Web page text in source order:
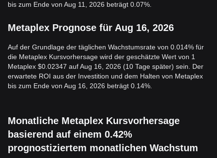
bis zum Ende von Aug 11, 2026 beträgt 0.07%.
Metaplex Prognose für Aug 16, 2026
Auf der Grundlage der täglichen Wachstumsrate von 0.014% für
die Metaplex Kursvorhersage wird der geschätzte Wert von 1
Metaplex $0.02347 auf Aug 16, 2026 (10 Tage später) sein. Der
erwartete ROI aus der Investition und dem Halten von Metaplex
bis zum Ende von Aug 16, 2026 beträgt 0.14%.
Monatliche Metaplex Kursvorhersage
basierend auf einem 0.42%
prognostiziertem monatlichen Wachstum